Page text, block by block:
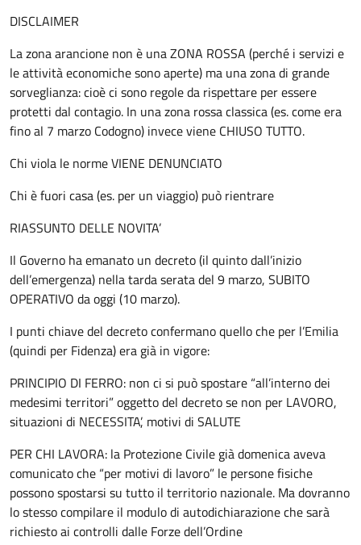
DISCLAIMER
La zona arancione non è una ZONA ROSSA (perché i servizi e
le attività economiche sono aperte) ma una zona di grande
sorveglianza: cioè ci sono regole da rispettare per essere
protetti dal contagio. In una zona rossa classica (es. come era
fino al 7 marzo Codogno) invece viene CHIUSO TUTTO.
Chi viola le norme VIENE DENUNCIATO
Chi è fuori casa (es. per un viaggio) può rientrare
RIASSUNTO DELLE NOVITA’
Il Governo ha emanato un decreto (il quinto dall’inizio
dell’emergenza) nella tarda serata del 9 marzo, SUBITO
OPERATIVO da oggi (10 marzo).
I punti chiave del decreto confermano quello che per l’Emilia
(quindi per Fidenza) era già in vigore:
PRINCIPIO DI FERRO: non ci si può spostare “all’interno dei
medesimi territori” oggetto del decreto se non per LAVORO,
situazioni di NECESSITA’, motivi di SALUTE
PER CHI LAVORA: la Protezione Civile già domenica aveva
comunicato che “per motivi di lavoro” le persone fisiche
possono spostarsi su tutto il territorio nazionale. Ma dovranno
lo stesso compilare il modulo di autodichiarazione che sarà
richiesto ai controlli dalle Forze dell’Ordine